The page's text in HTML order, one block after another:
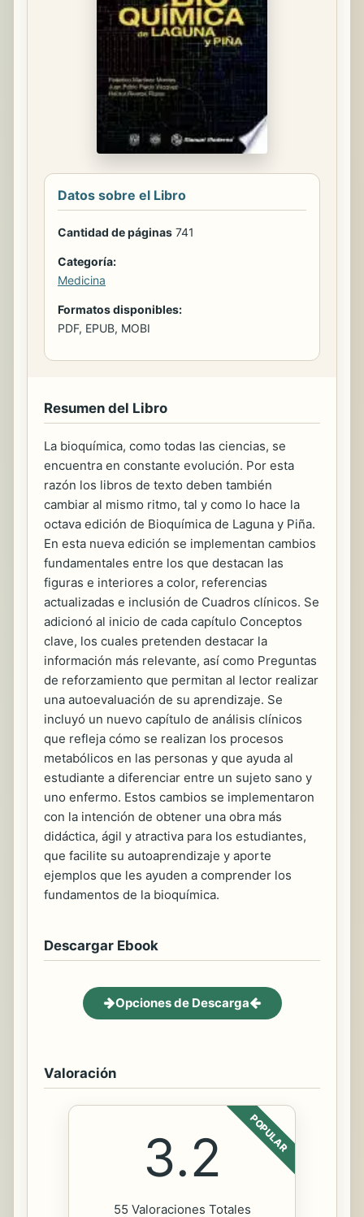
Datos sobre el Libro
Cantidad de páginas 741
Categoría:
Medicina
Formatos disponibles:
PDF, EPUB, MOBI
Resumen del Libro
La bioquímica, como todas las ciencias, se
encuentra en constante evolución. Por esta
razón los libros de texto deben también
cambiar al mismo ritmo, tal y como lo hace la
octava edición de Bioquímica de Laguna y Piña.
En esta nueva edición se implementan cambios
fundamentales entre los que destacan las
figuras e interiores a color, referencias
actualizadas e inclusión de Cuadros clínicos. Se
adicionó al inicio de cada capítulo Conceptos
clave, los cuales pretenden destacar la
información más relevante, así como Preguntas
de reforzamiento que permitan al lector realizar
una autoevaluación de su aprendizaje. Se
incluyó un nuevo capítulo de análisis clínicos
que refleja cómo se realizan los procesos
metabólicos en las personas y que ayuda al
estudiante a diferenciar entre un sujeto sano y
uno enfermo. Estos cambios se implementaron
con la intención de obtener una obra más
didáctica, ágil y atractiva para los estudiantes,
que facilite su autoaprendizaje y aporte
ejemplos que les ayuden a comprender los
fundamentos de la bioquímica.
Descargar Ebook
Opciones de Descarga
Valoración
POPULAR
3.2
55 Valoraciones Totales